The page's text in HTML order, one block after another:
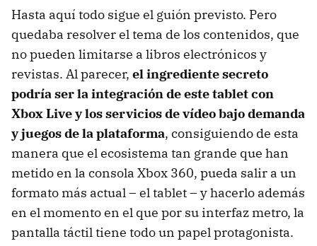
Hasta aquí todo sigue el guión previsto. Pero
quedaba resolver el tema de los contenidos, que
no pueden limitarse a libros electrónicos y
revistas. Al parecer, el ingrediente secreto
podría ser la integración de este tablet con
Xbox Live y los servicios de vídeo bajo demanda
y juegos de la plataforma, consiguiendo de esta
manera que el ecosistema tan grande que han
metido en la consola Xbox 360, pueda salir a un
formato más actual – el tablet – y hacerlo además
en el momento en el que por su interfaz metro, la
pantalla táctil tiene todo un papel protagonista.